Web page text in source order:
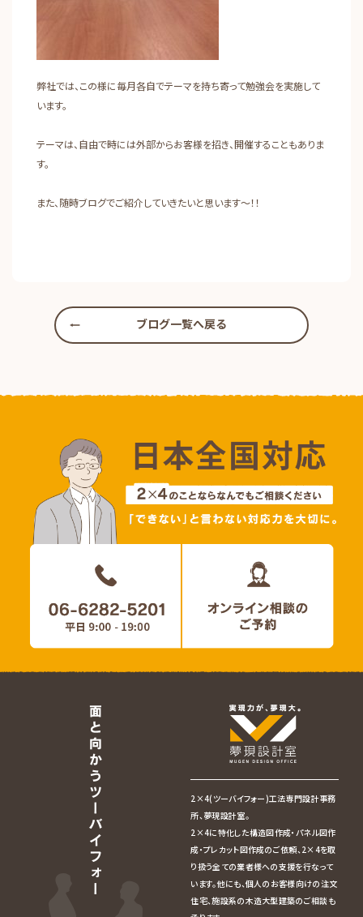
弊社では、この様に毎月各自でテーマを持ち寄って勉強会を実施して
います。
テーマは、自由で時には外部からお客様を招き、開催することもありま
す。
また、随時ブログでご紹介していきたいと思います～！！
ブログ一覧へ戻る
2×4(ツーバイフォー)工法専門設計事務
所、夢現設計室。
2×4に特化した構造図作成・パネル図作
成・プレカット図作成のご依頼、2×4を取
り扱う全ての業者様への支援を行なって
います。他にも、個人のお客様向けの注文
住宅、施設系の木造大型建築のご相談も